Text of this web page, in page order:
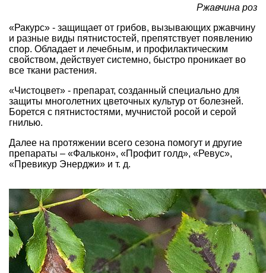
Ржавчина роз
«Ракурс» - защищает от грибов, вызывающих ржавчину
и разные виды пятнистостей, препятствует появлению
спор. Обладает и лечебным, и профилактическим
свойством, действует системно, быстро проникает во
все ткани растения.
«Чистоцвет» - препарат, созданный специально для
защиты многолетних цветочных культур от болезней.
Борется с пятнистостями, мучнистой росой и серой
гнилью.
Далее на протяжении всего сезона помогут и другие
препараты – «Фалькон», «Профит голд», «Ревус»,
«Превикур Энерджи» и т. д.